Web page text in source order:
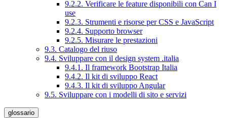
9.2.2. Verificare le feature disponibili con Can I
use
9.2.3. Strumenti e risorse per CSS e JavaScript
9.2.4. Supporto browser
9.2.5. Misurare le prestazioni
9.3. Catalogo del riuso
9.4. Sviluppare con il design system .italia
9.4.1. Il framework Bootstrap Italia
9.4.2. Il kit di sviluppo React
9.4.3. Il kit di sviluppo Angular
9.5. Sviluppare con i modelli di sito e servizi
glossario